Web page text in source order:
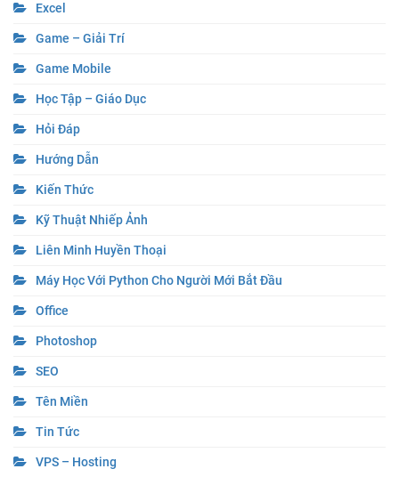
Excel
Game – Giải Trí
Game Mobile
Học Tập – Giáo Dục
Hỏi Đáp
Hướng Dẫn
Kiến Thức
Kỹ Thuật Nhiếp Ảnh
Liên Minh Huyền Thoại
Máy Học Với Python Cho Người Mới Bắt Đầu
Office
Photoshop
SEO
Tên Miền
Tin Tức
VPS – Hosting